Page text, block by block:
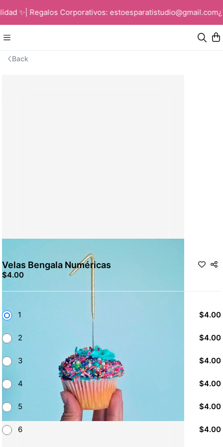
✨| Regalos Corporativos: estoesparatistudio@gmail.com
Back
Velas Bengala Numéricas
$4.00
1 $4.00
2 $4.00
3 $4.00
4 $4.00
5 $4.00
6 $4.00